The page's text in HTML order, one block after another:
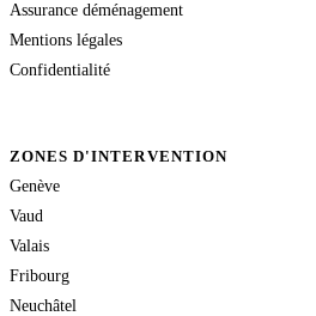
Assurance déménagement
Mentions légales
Confidentialité
ZONES D'INTERVENTION
Genève
Vaud
Valais
Fribourg
Neuchâtel